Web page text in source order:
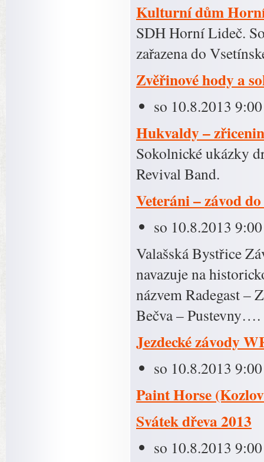
Kulturní dům
SDH Horní Lideč.
zařazena do
Zvěřinové hody a
so 10.8.2013
Hukvaldy –
Sokolnické ukázky
Revival Band.
Veteráni – závod
so 10.8.2013 9:00
Valašská Bystřice
navazuje na
názvem Radegast –
Bečva – Pustevny….
Jezdecké závody
so 10.8.2013 9:00
Paint Horse
Svátek dřeva 2013
so 10.8.2013 9:00